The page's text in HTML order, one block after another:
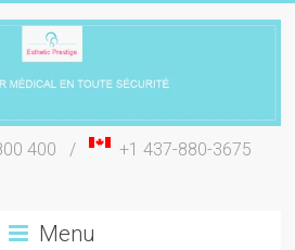
400 / +1 437-880-3675
Menu